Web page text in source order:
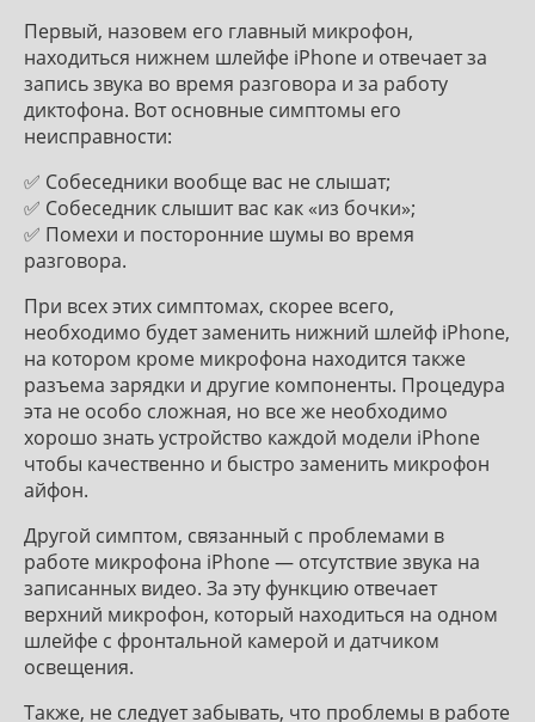
Первый, назовем его главный микрофон,
находиться нижнем шлейфе iPhone и отвечает за
запись звука во время разговора и за работу
диктофона. Вот основные симптомы его
неисправности:
✅ Собеседники вообще вас не слышат;
✅ Собеседник слышит вас как «из бочки»;
✅ Помехи и посторонние шумы во время
разговора.
При всех этих симптомах, скорее всего,
необходимо будет заменить нижний шлейф iPhone,
на котором кроме микрофона находится также
разъема зарядки и другие компоненты. Процедура
эта не особо сложная, но все же необходимо
хорошо знать устройство каждой модели iPhone
чтобы качественно и быстро заменить микрофон
айфон.
Другой симптом, связанный с проблемами в
работе микрофона iPhone — отсутствие звука на
записанных видео. За эту функцию отвечает
верхний микрофон, который находиться на одном
шлейфе с фронтальной камерой и датчиком
освещения.
Также, не следует забывать, что проблемы в работе